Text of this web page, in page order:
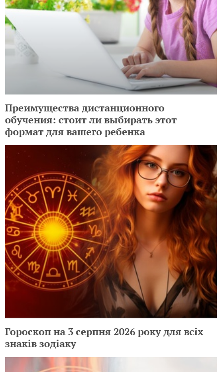
Преимущества дистанционного
обучения: стоит ли выбирать этот
формат для вашего ребенка
Гороскоп на 3 серпня 2026 року для всіх
знаків зодіаку